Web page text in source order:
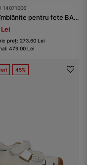
14071006
Cizme îmblănite pentru fete BARTEK 14071006, albe
preț: 273.60 Lei
479.00 Lei
45%